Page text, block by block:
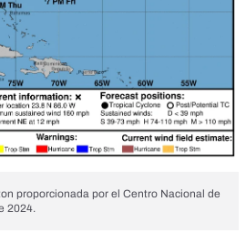
proporcionada por el Centro Nacional de
2024.